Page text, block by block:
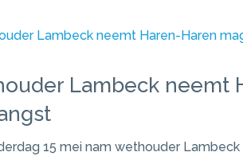
Lambeck neemt
15 mei nam wethouder